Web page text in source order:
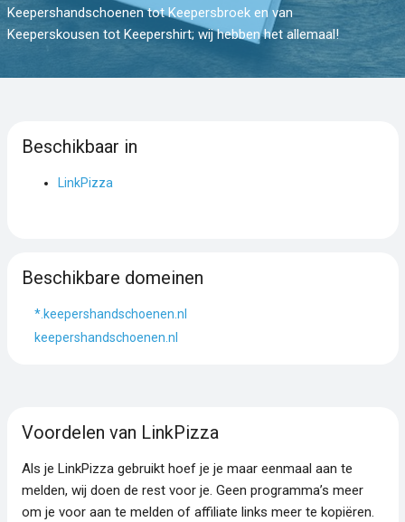
Keepershandschoenen tot Keepersbroek en van
Keeperskousen tot Keepershirt; wij hebben het allemaal!
Beschikbaar in
LinkPizza
Beschikbare domeinen
*.keepershandschoenen.nl
keepershandschoenen.nl
Voordelen van LinkPizza
Als je LinkPizza gebruikt hoef je je maar eenmaal aan te
melden, wij doen de rest voor je. Geen programma’s meer
om je voor aan te melden of affiliate links meer te kopiëren.